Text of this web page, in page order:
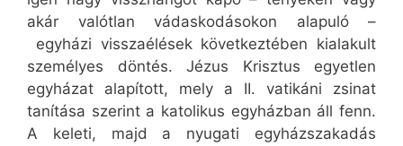
akár valótlan vádaskodásokon alapuló –
egyházi visszaélések következtében kialakult
személyes döntés. Jézus Krisztus egyetlen
egyházat alapított, mely a II. vatikáni zsinat
tanítása szerint a katolikus egyházban áll fenn.
A keleti, majd a nyugati egyházszakadás